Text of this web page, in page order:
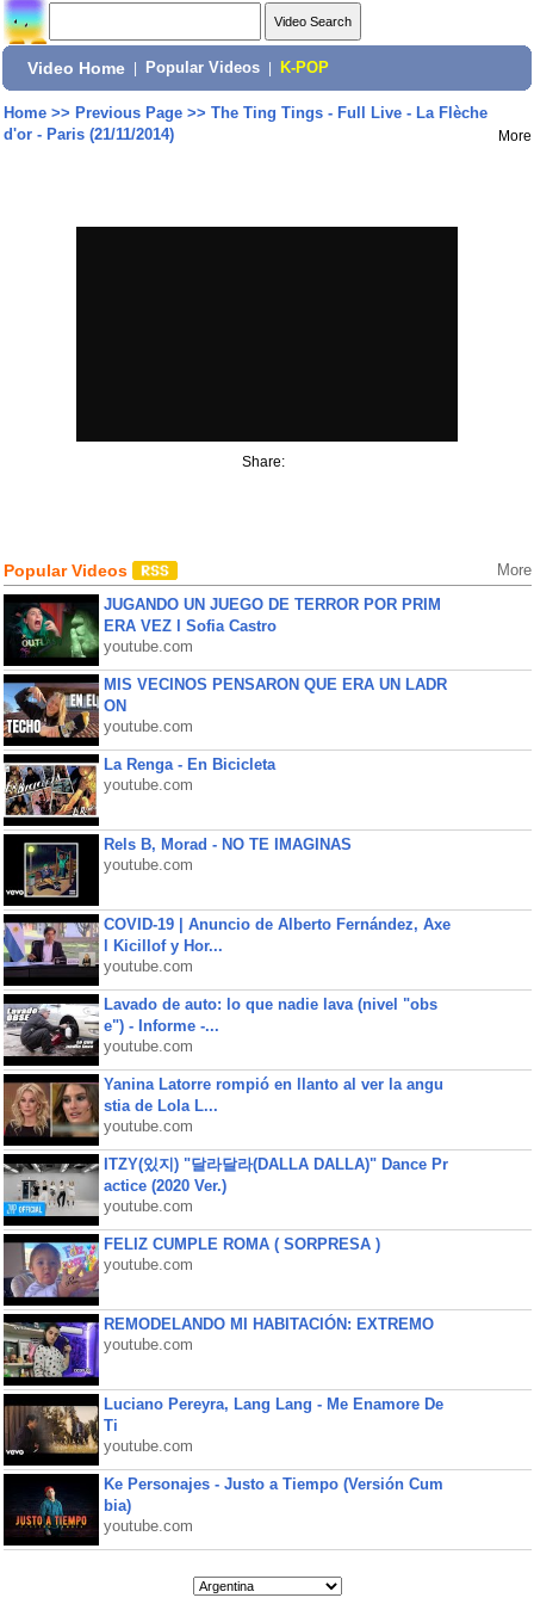
Video Home Popular Videos K-POP
Home>> Previous Page>> The Ting Tings - Full Live - La Flèche
d'or - Paris (21/11/2014)
More
Share:
Popular Videos More
JUGANDO UN JUEGO DE TERROR POR PRIM
ERA VEZ l Sofia Castro
youtube.com
MIS VECINOS PENSARON QUE ERA UN LADR
ON
youtube.com
La Renga - En Bicicleta
youtube.com
Rels B, Morad - NO TE IMAGINAS
youtube.com
COVID-19 | Anuncio de Alberto Fernández, Axe
l Kicillof y Hor...
youtube.com
Lavado de auto: lo que nadie lava (nivel "obs
e") - Informe -...
youtube.com
Yanina Latorre rompió en llanto al ver la angu
stia de Lola L...
youtube.com
ITZY(있지) "달라달라(DALLA DALLA)" Dance Pr
actice (2020 Ver.)
youtube.com
FELIZ CUMPLE ROMA ( SORPRESA )
youtube.com
REMODELANDO MI HABITACIÓN: EXTREMO
youtube.com
Luciano Pereyra, Lang Lang - Me Enamore De
Ti
youtube.com
Ke Personajes - Justo a Tiempo (Versión Cum
bia)
youtube.com